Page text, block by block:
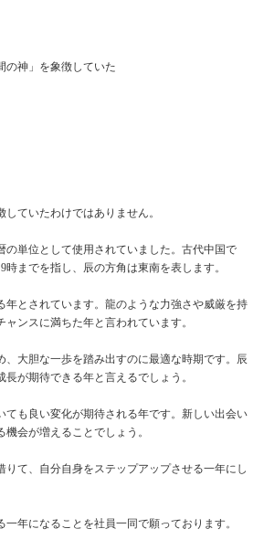
の神」を象徴していた
していたわけではありません。
の単位として使用されていました。古代中国で
までを指し、辰の方角は東南を表します。
年とされています。龍のような力強さや威厳を持
ンスに満ちた年と言われています。
、大胆な一歩を踏み出すのに最適な時期です。辰
が期待できる年と言えるでしょう。
ても良い変化が期待される年です。新しい出会い
会が増えることでしょう。
りて、自分自身をステップアップさせる一年にし
年になることを社員一同で願っております。